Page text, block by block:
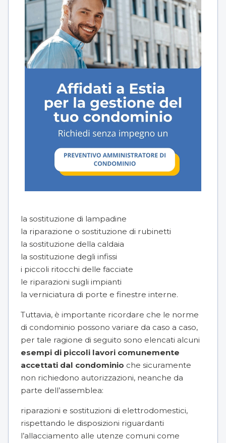
la sostituzione di lampadine
la riparazione o sostituzione di rubinetti
la sostituzione della caldaia
la sostituzione degli infissi
i piccoli ritocchi delle facciate
le riparazioni sugli impianti
la verniciatura di porte e finestre interne.
Tuttavia, è importante ricordare che le norme
di condominio possono variare da caso a caso,
per tale ragione di seguito sono elencati alcuni
esempi di piccoli lavori comunemente
accettati dal condominio che sicuramente
non richiedono autorizzazioni, neanche da
parte dell’assemblea:
riparazioni e sostituzioni di elettrodomestici,
rispettando le disposizioni riguardanti
l’allacciamento alle utenze comuni come